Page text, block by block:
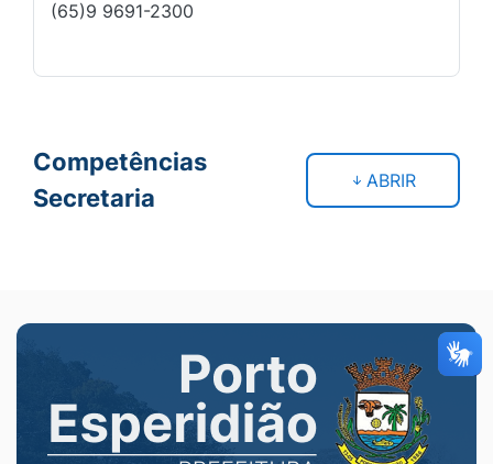
(65)9 9691-2300
Competências
Secretaria
ABRIR